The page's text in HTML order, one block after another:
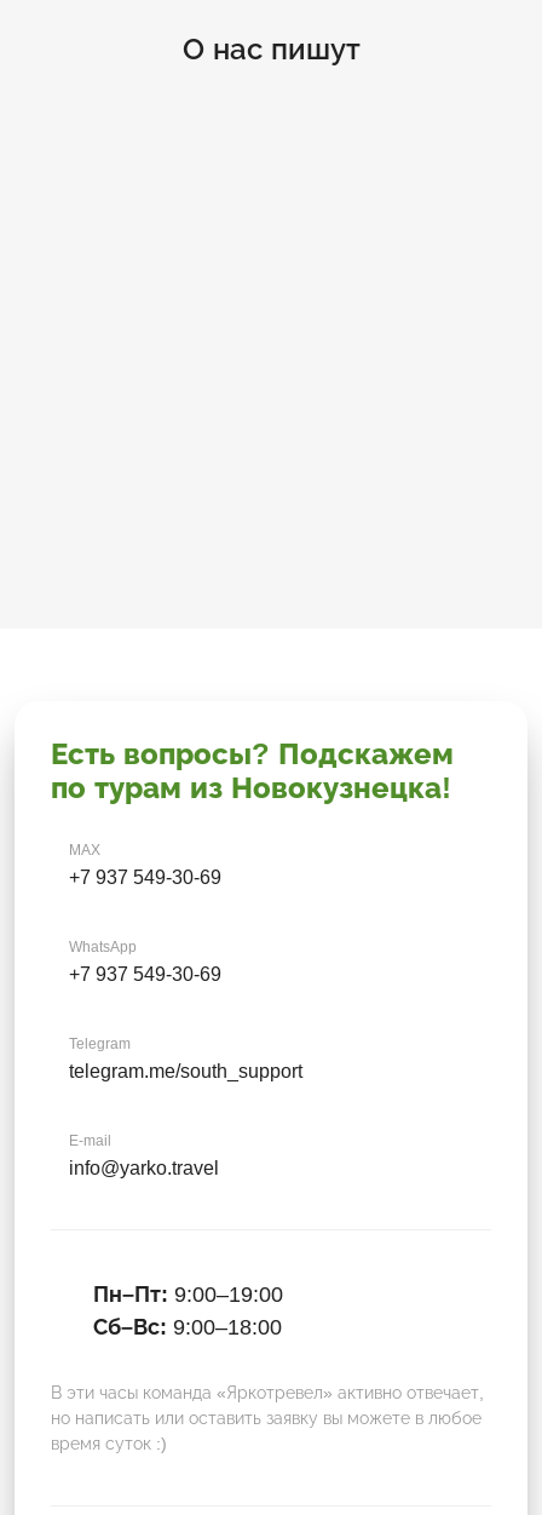
О нас пишут
Есть вопросы? Подскажем
по турам из Новокузнецка!
MAX
+7 937 549-30-69
WhatsApp
+7 937 549-30-69
Telegram
telegram.me/south_support
E-mail
info@yarko.travel
Пн–Пт: 9:00–19:00
Сб–Вс: 9:00–18:00
В эти часы команда «Яркотревел» активно отвечает,
но написать или оставить заявку вы можете в любое
время суток :)